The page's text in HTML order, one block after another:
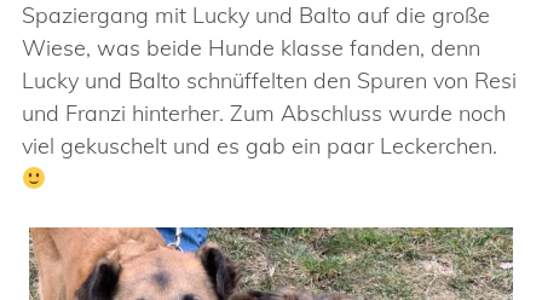
Spaziergang mit Lucky und Balto auf die große
Wiese, was beide Hunde klasse fanden, denn
Lucky und Balto schnüffelten den Spuren von Resi
und Franzi hinterher. Zum Abschluss wurde noch
viel gekuschelt und es gab ein paar Leckerchen.